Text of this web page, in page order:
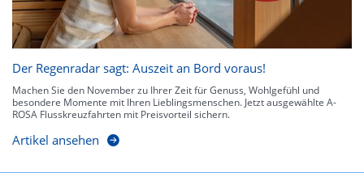
Der Regenradar sagt: Auszeit an Bord voraus!
Machen Sie den November zu Ihrer Zeit für Genuss, Wohlgefühl und
besondere Momente mit Ihren Lieblingsmenschen. Jetzt ausgewählte A-
ROSA Flusskreuzfahrten mit Preisvorteil sichern.
Artikel ansehen